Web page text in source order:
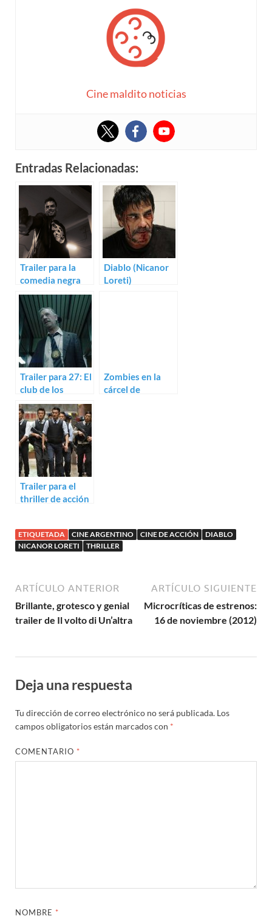
Cine maldito noticias
Entradas Relacionadas:
Trailer para la
comedia negra
Punto rojo de
Nicanor Loreti
Diablo (Nicanor
Loreti)
Trailer para 27: El
club de los
malditos de
Nicanor Loreti
Zombies en la
cárcel de
Trailer para el
thriller de acción
ETIQUETADA CINE ARGENTINO CINE DE ACCIÓN
DIABLO
NICANOR LORETI
THRILLER
ARTÍCULO ANTERIOR
Brillante, grotesco y genial
trailer de Il volto di Un’altra
ARTÍCULO SIGUIENTE
Microcríticas de estrenos:
16 de noviembre (2012)
Deja una respuesta
Tu dirección de correo electrónico no será publicada. Los
campos obligatorios están marcados con *
COMENTARIO *
NOMBRE *